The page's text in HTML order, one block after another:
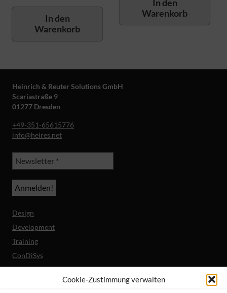
Cookie-Zustimmung verwalten
In den
Warenkorb
In den
Warenkorb
Heinrich & Reuter Solutions GmbH
Scariastraße 9
01277 Dresden
+49-351-65615776
info@heires.net
Design
Development
Training
ConDiSys
Barrierefreiheit
Mobile Lösungen